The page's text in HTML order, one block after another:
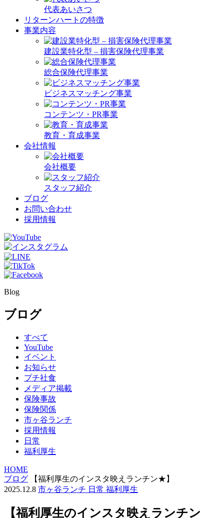
代表あいさつ
リターンハートの特徴
事業内容
建設業特化型 – 損害保険代理事業
総合保険代理事業
ビジネスマッチング事業
コンテンツ・PR事業
教育・育成事業
会社情報
会社概要
スタッフ紹介
ブログ
お問い合わせ
採用情報
Blog
ブログ
すべて
YouTube
イベント
お知らせ
プチ社食
メディア掲載
保険事故
保険関係
市ヶ谷ランチ
採用情報
日常
福利厚生
HOME
ブログ
【福利厚生のインスタ映えランチン★】
2025.12.8 市ヶ谷ランチ 日常 福利厚生
【福利厚生のインスタ映えランチン